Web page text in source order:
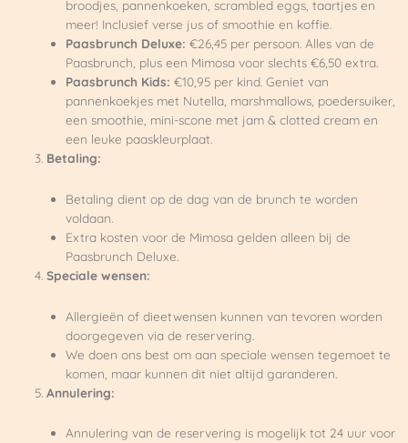
broodjes, pannenkoeken, scrambled eggs, taartjes en
meer! Inclusief verse jus of smoothie en koffie.
Paasbrunch Deluxe: €26,45 per persoon. Alles van de
Paasbrunch, plus een Mimosa voor slechts €6,50 extra.
Paasbrunch Kids: €10,95 per kind. Geniet van
pannenkoekjes met Nutella, marshmallows, poedersuiker,
een smoothie, mini-scone met jam & clotted cream en
een leuke paaskleurplaat.
Betaling:
Betaling dient op de dag van de brunch te worden
voldaan.
Extra kosten voor de Mimosa gelden alleen bij de
Paasbrunch Deluxe.
Speciale wensen:
Allergieën of dieetwensen kunnen van tevoren worden
doorgegeven via de reservering.
We doen ons best om aan speciale wensen tegemoet te
komen, maar kunnen dit niet altijd garanderen.
Annulering:
Annulering van de reservering is mogelijk tot 24 uur voor